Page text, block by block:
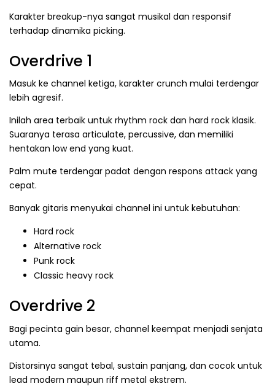
Karakter breakup-nya sangat musikal dan responsif
terhadap dinamika picking.
Overdrive 1
Masuk ke channel ketiga, karakter crunch mulai terdengar
lebih agresif.
Inilah area terbaik untuk rhythm rock dan hard rock klasik.
Suaranya terasa articulate, percussive, dan memiliki
hentakan low end yang kuat.
Palm mute terdengar padat dengan respons attack yang
cepat.
Banyak gitaris menyukai channel ini untuk kebutuhan:
Hard rock
Alternative rock
Punk rock
Classic heavy rock
Overdrive 2
Bagi pecinta gain besar, channel keempat menjadi senjata
utama.
Distorsinya sangat tebal, sustain panjang, dan cocok untuk
lead modern maupun riff metal ekstrem.